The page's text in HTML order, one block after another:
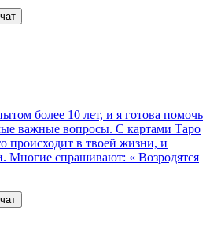
более 10 лет, и я готова помочь
важные вопросы. С картами Таро
происходит в твоей жизни, и
Многие спрашивают: « Возродятся